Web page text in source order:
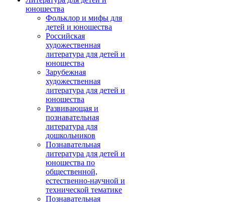
юношества
Фольклор и мифы для
детей и юношества
Российская
художественная
литература для детей и
юношества
Зарубежная
художественная
литература для детей и
юношества
Развивающая и
познавательная
литература для
дошкольников
Познавательная
литература для детей и
юношества по
общественной,
естественно-научной и
технической тематике
Познавательная